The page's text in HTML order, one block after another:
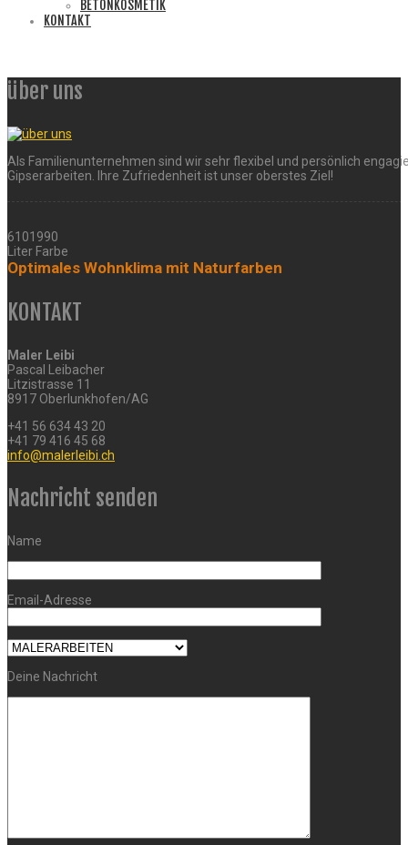
BETONKOSMETIK
KONTAKT
über uns
Als Familienunternehmen sind wir sehr flexibel und persönlich
Gipserarbeiten. Ihre Zufriedenheit ist unser oberstes Ziel!
6101990
Liter Farbe
Optimales Wohnklima mit Naturfarben
KONTAKT
Maler Leibi
Pascal Leibacher
Litzistrasse 11
8917 Oberlunkhofen/AG
+41 56 634 43 20
+41 79 416 45 68
info@malerleibi.ch
Nachricht senden
Name
Email-Adresse
Deine Nachricht